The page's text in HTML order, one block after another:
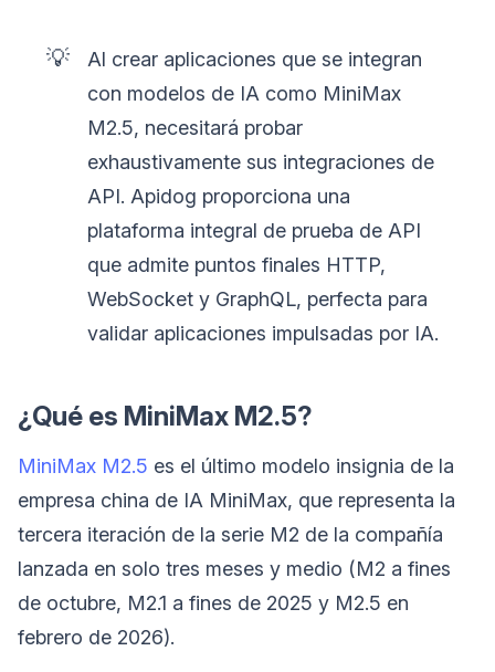
💡
Al crear aplicaciones que se integran
con modelos de IA como MiniMax
M2.5, necesitará probar
exhaustivamente sus integraciones de
API. Apidog proporciona una
plataforma integral de prueba de API
que admite puntos finales HTTP,
WebSocket y GraphQL, perfecta para
validar aplicaciones impulsadas por IA.
¿Qué es MiniMax M2.5?
MiniMax M2.5 es el último modelo insignia de la
empresa china de IA MiniMax, que representa la
tercera iteración de la serie M2 de la compañía
lanzada en solo tres meses y medio (M2 a fines
de octubre, M2.1 a fines de 2025 y M2.5 en
febrero de 2026).